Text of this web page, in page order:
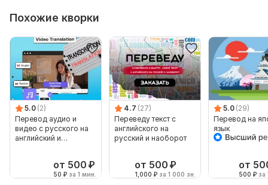
Похожие кворки
5.0 (2)
Перевод аудио и
видео с русского на
английский и
от 500 ₽
50 ₽ за 1 мин.
4.7 (27)
Переведу текст с
английского на
русский и наоборот
от 500 ₽
1,000 ₽ за 1 000 зн.
5.0 (29)
Перевод на
язык
от
500 ₽ за